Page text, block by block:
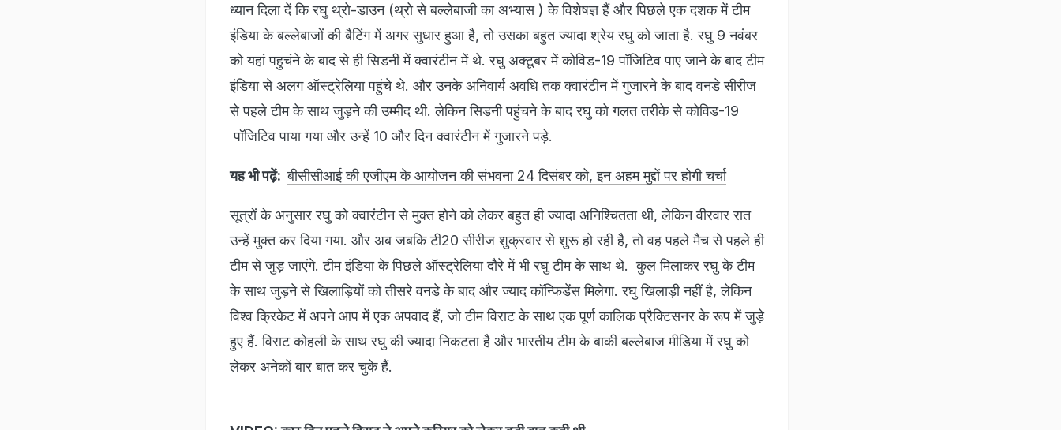
ध्यान दिला दें कि रघु थ्रो-डाउन (थ्रो से बल्लेबाजी का अभ्यास ) के विशेषज्ञ हैं और पिछले एक दशक में टीम
इंडिया के बल्लेबाजों की बैटिंग में अगर सुधार हुआ है, तो उसका बहुत ज्यादा श्रेय रघु को जाता है. रघु 9 नवंबर
को यहां पहुचंने के बाद से ही सिडनी में क्वारंटीन में थे. रघु अक्टूबर में कोविड-19 पॉजिटिव पाए जाने के बाद टीम
इंडिया से अलग ऑस्ट्रेलिया पहुंचे थे. और उनके अनिवार्य अवधि तक क्वारंटीन में गुजारने के बाद वनडे सीरीज
से पहले टीम के साथ जुड़ने की उम्मीद थी. लेकिन सिडनी पहुंचने के बाद रघु को गलत तरीके से कोविड-19
पॉजिटिव पाया गया और उन्हें 10 और दिन क्वारंटीन में गुजारने पड़े.
यह भी पढ़ें:बीसीसीआई की एजीएम के आयोजन की संभवना 24 दिसंबर को, इन अहम मुद्दों पर होगी चर्चा
सूत्रों के अनुसार रघु को क्वारंटीन से मुक्त होने को लेकर बहुत ही ज्यादा अनिश्चितता थी, लेकिन वीरवार रात
उन्हें मुक्त कर दिया गया. और अब जबकि टी20 सीरीज शुक्रवार से शुरू हो रही है, तो वह पहले मैच से पहले ही
टीम से जुड़ जाएंगे. टीम इंडिया के पिछले ऑस्ट्रेलिया दौरे में भी रघु टीम के साथ थे. कुल मिलाकर रघु के टीम
के साथ जुड़ने से खिलाड़ियों को तीसरे वनडे के बाद और ज्याद कॉन्फिडेंस मिलेगा. रघु खिलाड़ी नहीं है, लेकिन
विश्व क्रिकेट में अपने आप में एक अपवाद हैं, जो टीम विराट के साथ एक पूर्ण कालिक प्रैक्टिसनर के रूप में जुड़े
हुए हैं. विराट कोहली के साथ रघु की ज्यादा निकटता है और भारतीय टीम के बाकी बल्लेबाज मीडिया में रघु को
लेकर अनेकों बार बात कर चुके हैं.